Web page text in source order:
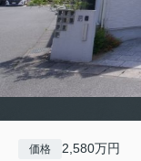
価格 2,580万円